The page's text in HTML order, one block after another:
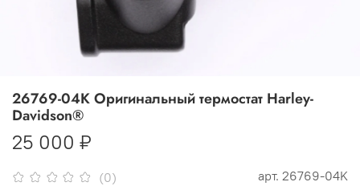
(0) арт. 26769-04K
26769-04K Оригинальный термостат Harley-
Davidson®
25 000 ₽